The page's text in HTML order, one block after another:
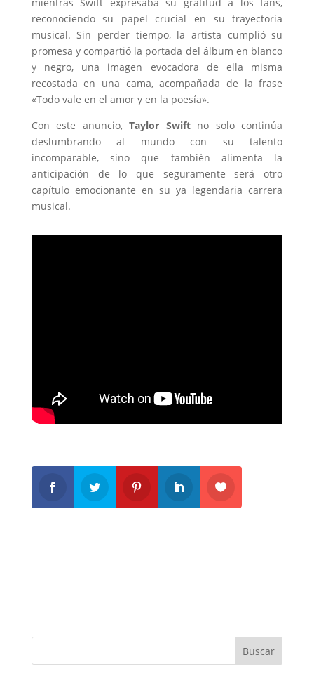
reconociendo su papel crucial en su trayectoria
musical. Sin perder tiempo, la artista cumplió su
promesa y compartió la portada del álbum en blanco
y negro, una imagen evocadora de ella misma
recostada en una cama, acompañada de la frase
«Todo vale en el amor y en la poesía».
Con este anuncio,Taylor Swiftno solo continúa
deslumbrando al mundo con su talento
incomparable, sino que también alimenta la
anticipación de lo que seguramente será otro
capítulo emocionante en su ya legendaria carrera
musical.
Buscar